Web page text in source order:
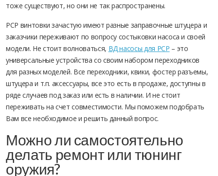
тоже существуют, но они не так распространены.
PCP винтовки зачастую имеют разные заправочные штуцера и
заказчики переживают по вопросу состыковки насоса и своей
модели. Не стоит волноваться, ВД насосы для PCP – это
универсальные устройства со своим набором переходников
для разных моделей. Все переходники, квики, фостер разъемы,
штуцера и т.п. аксессуары, все это есть в продаже, доступны в
ряде случаев под заказ или есть в наличии. И не стоит
переживать на счет совместимости. Мы поможем подобрать
Вам все необходимое и решить данный вопрос.
Можно ли самостоятельно
делать ремонт или тюнинг
оружия?